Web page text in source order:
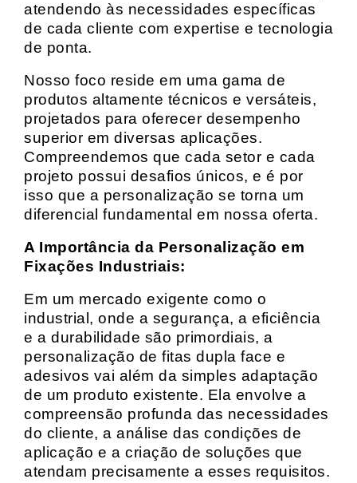
atendendo às necessidades específicas
de cada cliente com expertise e tecnologia
de ponta.
Nosso foco reside em uma gama de
produtos altamente técnicos e versáteis,
projetados para oferecer desempenho
superior em diversas aplicações.
Compreendemos que cada setor e cada
projeto possui desafios únicos, e é por
isso que a personalização se torna um
diferencial fundamental em nossa oferta.
A Importância da Personalização em
Fixações Industriais:
Em um mercado exigente como o
industrial, onde a segurança, a eficiência
e a durabilidade são primordiais, a
personalização de fitas dupla face e
adesivos vai além da simples adaptação
de um produto existente. Ela envolve a
compreensão profunda das necessidades
do cliente, a análise das condições de
aplicação e a criação de soluções que
atendam precisamente a esses requisitos.